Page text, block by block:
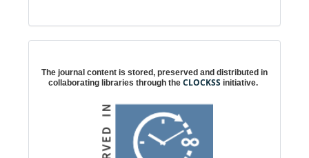
The journal content is stored, preserved and distributed in
collaborating libraries through the CLOCKSS initiative.